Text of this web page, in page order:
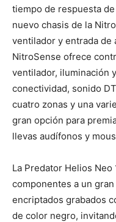
tiempo de respuesta
nuevo chasis de la
ventilador y entrada de
NitroSense ofrece
ventilador, iluminación
conectividad, sonido
cuatro zonas y una
gran opción para
llevas audífonos y
La Predator Helios
componentes a un
encriptados grabados
de color negro,